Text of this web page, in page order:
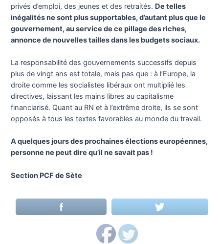
privés d’emploi, des jeunes et des retraités. De telles
inégalités ne sont plus supportables, d’autant plus que le
gouvernement, au service de ce pillage des riches,
annonce de nouvelles tailles dans les budgets sociaux.
La responsabilité des gouvernements successifs depuis
plus de vingt ans est totale, mais pas que : à l’Europe, la
droite comme les socialistes libéraux ont multiplié les
directives, laissant les mains libres au capitalisme
financiarisé. Quant au RN et à l’extrême droite, ils se sont
opposés à tous les textes favorables au monde du travail.
A quelques jours des prochaines élections européennes,
personne ne peut dire qu’il ne savait pas !
Section PCF de Sète